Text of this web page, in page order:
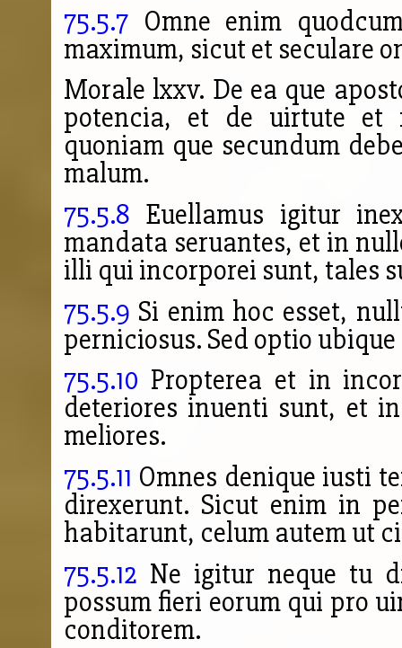
75.5.7Omne enim
maximum, sicut et seculare
Morale lxxv. De ea que
potencia, et de uirtute et
quoniam que secundum
malum.
75.5.8 Euellamus igitur
mandata seruantes, et in
illi qui incorporei sunt, tales
75.5.9 Si enim hoc esset,
perniciosus. Sed optio
75.5.10 Propterea et in
deteriores inuenti sunt, et
meliores.
75.5.11 Omnes denique iusti
direxerunt. Sicut enim in
habitarunt, celum autem ut
75.5.12 Ne igitur neque tu
possum fieri eorum qui pro
conditorem.